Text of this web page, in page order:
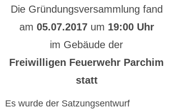
Die Gründungsversammlung fand
am 05.07.2017 um 19:00 Uhr
im Gebäude der
Freiwilligen Feuerwehr Parchim
statt
Es wurde der Satzungsentwurf